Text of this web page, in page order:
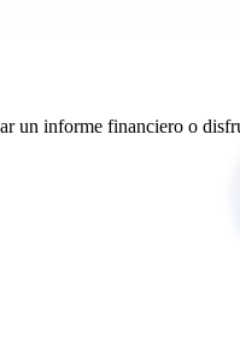
un informe financiero o